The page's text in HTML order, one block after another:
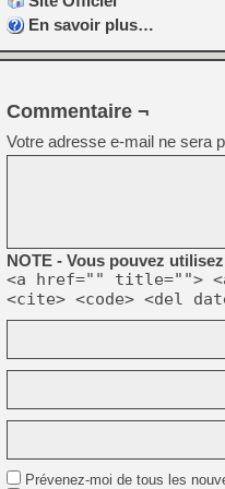
En savoir plus…
Commentaire ¬
Votre adresse e-mail ne sera
NOTE - Vous pouvez
<a href="" title="">
<cite> <code> <del
Prévenez-moi de tous les